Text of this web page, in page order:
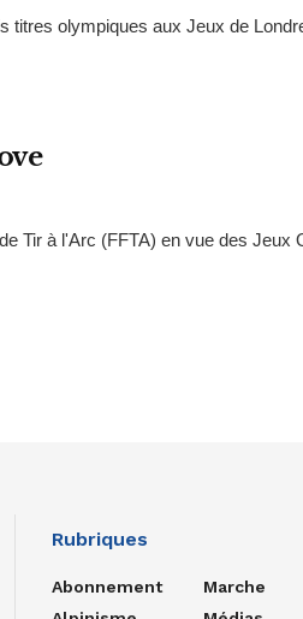
titres olympiques aux Jeux de
Tir à l'Arc (FFTA) en vue des Jeux
Rubriques
Abonnement
Marche